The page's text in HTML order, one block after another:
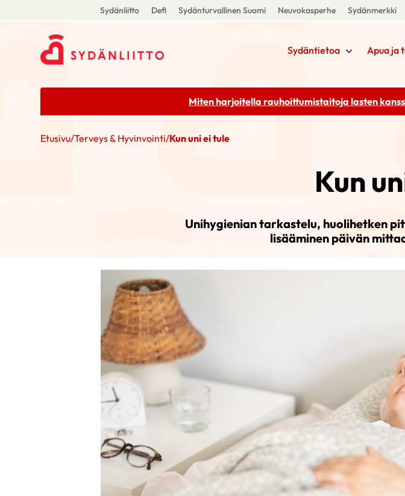
Sydänliitto Defi Sydänturvallinen Suomi Neuvokasperhe Sydänmerkki
Sydäntietoa Apua ja
Miten harjoitella rauhoittumistaitoja lasten
Etusivu/Terveys & Hyvinvointi/Kun uni ei tule
Kun
Unihygienian tarkastelu, huoli­hetken
lisääminen päivän